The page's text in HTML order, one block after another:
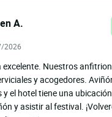
A.
2026
excelente. Nuestros
y acogedores.
el hotel tiene una
y asistir al festival.